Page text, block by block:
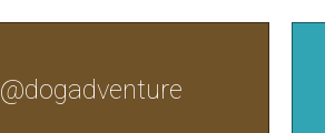
@dogadventure